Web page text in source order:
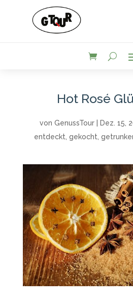
Hot Rosé
vonGenussTour Dez. 15,
entdeckt gekocht